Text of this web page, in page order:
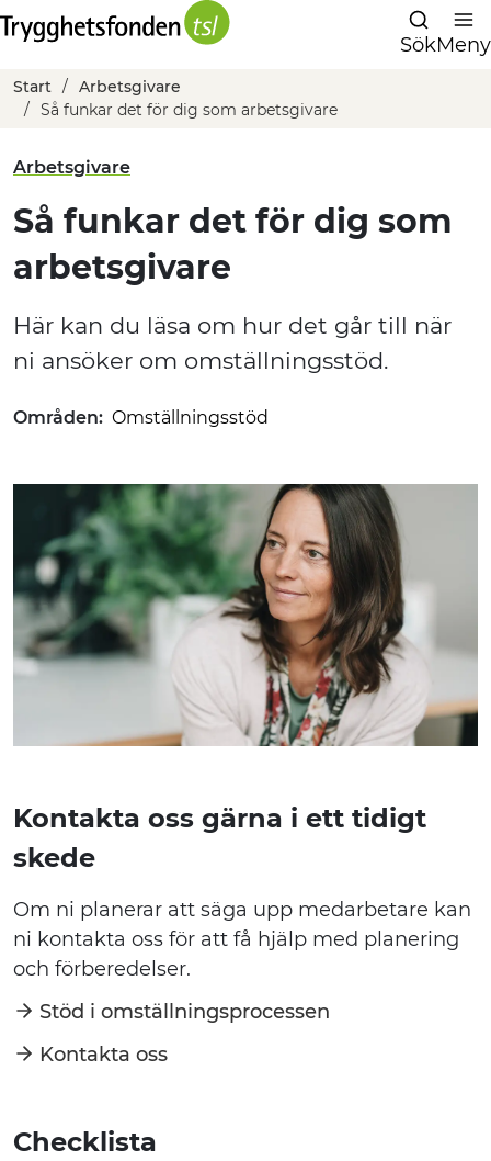
SökMeny
Start
Arbetsgivare
Så funkar det för dig som arbetsgivare
Arbetsgivare
Så funkar det för dig som
arbetsgivare
Här kan du läsa om hur det går till när
ni ansöker om omställningsstöd.
Områden: Omställningsstöd
Kontakta oss gärna i ett tidigt
skede
Om ni planerar att säga upp medarbetare kan
ni kontakta oss för att få hjälp med planering
och förberedelser.
Stöd i omställningsprocessen
Kontakta oss
Checklista